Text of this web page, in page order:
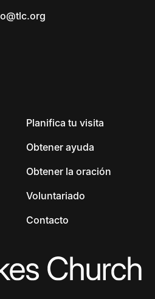
Planifica tu visita
Obtener ayuda
Obtener la oración
Voluntariado
Contacto